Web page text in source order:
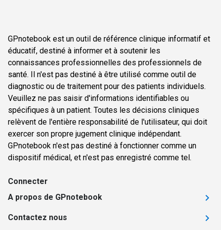
GPnotebook est un outil de référence clinique informatif et
éducatif, destiné à informer et à soutenir les
connaissances professionnelles des professionnels de
santé. Il n'est pas destiné à être utilisé comme outil de
diagnostic ou de traitement pour des patients individuels.
Veuillez ne pas saisir d'informations identifiables ou
spécifiques à un patient. Toutes les décisions cliniques
relèvent de l'entière responsabilité de l'utilisateur, qui doit
exercer son propre jugement clinique indépendant.
GPnotebook n'est pas destiné à fonctionner comme un
dispositif médical, et n'est pas enregistré comme tel.
Connecter
A propos de GPnotebook
Contactez nous